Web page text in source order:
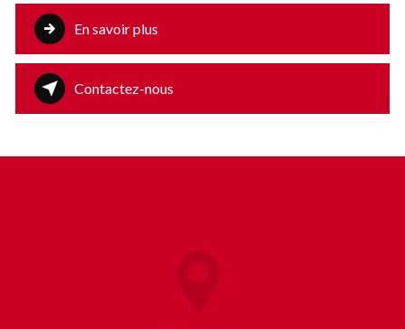
En savoir plus
Contactez-nous